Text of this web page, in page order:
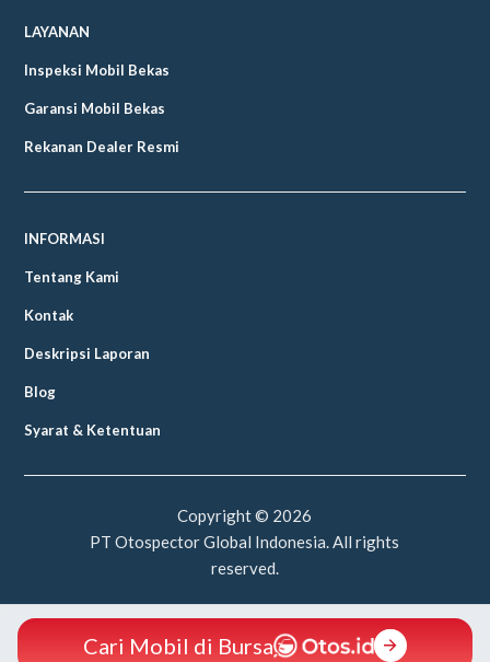
LAYANAN
Inspeksi Mobil Bekas
Garansi Mobil Bekas
Rekanan Dealer Resmi
INFORMASI
Tentang Kami
Kontak
Deskripsi Laporan
Blog
Syarat & Ketentuan
Copyright © 2026
PT Otospector Global Indonesia. All rights
reserved.
Cari Mobil di Bursa